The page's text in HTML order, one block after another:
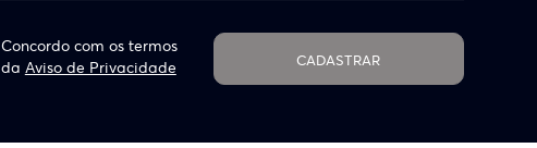
Concordo com os termos
da Aviso de Privacidade CADASTRAR